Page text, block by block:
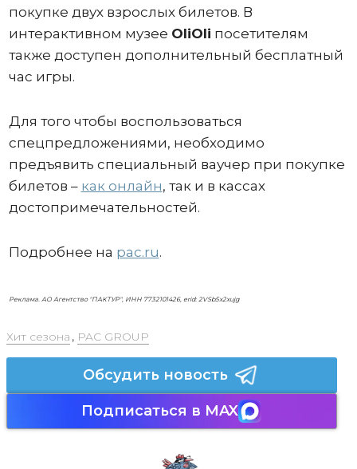
покупке двух взрослых билетов. В
интерактивном музее OliOli посетителям
также доступен дополнительный бесплатный
час игры.
Для того чтобы воспользоваться
спецпредложениями, необходимо
предъявить специальный ваучер при покупке
билетов – как онлайн, так и в кассах
достопримечательностей.
Подробнее на pac.ru.
Реклама. АО Агентство "ПАКТУР", ИНН 7732101426, erid: 2VSb5x2xujg
Хит сезона , PAC GROUP
Обсудить новость
Подписаться в MAX